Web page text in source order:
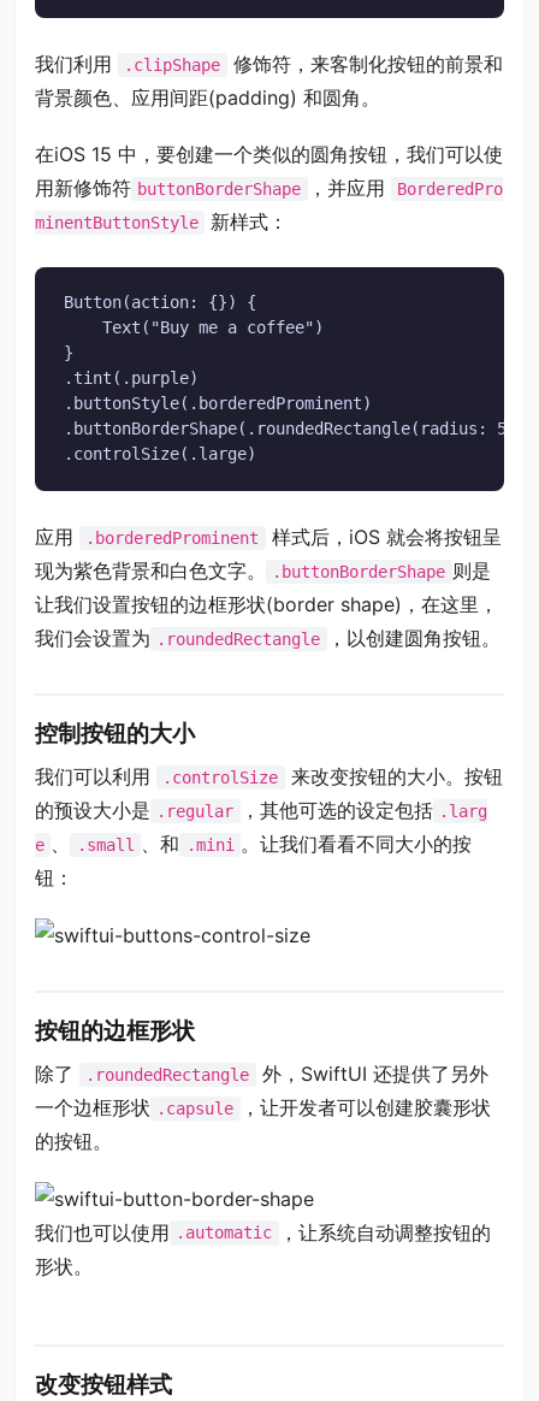
我们利用 .clipShape
修饰符，来客制化按钮的前景和
背景颜色、应用间距(padding) 和圆角。
在iOS 15 中，要创建一个类似的圆角按钮，我们可以使
用新修饰符 buttonBorderShape ，并应用
BorderedPro
minentButtonStyle
新样式：
Button(action: {}) {
    Text("Buy me a coffee")
}
.tint(.purple)
.buttonStyle(.borderedProminent)
.buttonBorderShape(.roundedRectangle(radius: 5))
.controlSize(.large)
应用 .borderedProminent
样式后，iOS 就会将按钮呈
现为紫色背景和白色文字。
.buttonBorderShape 则是
让我们设置按钮的边框形状(border shape)，在这里，
我们会设置为 .roundedRectangle ，以创建圆角按钮。
控制按钮的大小
我们可以利用 .controlSize
来改变按钮的大小。按钮
的预设大小是 .regular ，其他可选的设定包括 .larg
e 、 .small 、和 .mini 。让我们看看不同大小的按
钮：
按钮的边框形状
除了 .roundedRectangle
外，SwiftUI 还提供了另外
一个边框形状 .capsule
，让开发者可以创建胶囊形状
的按钮。
我们也可以使用 .automatic
，让系统自动调整按钮的
形状。
改变按钮样式